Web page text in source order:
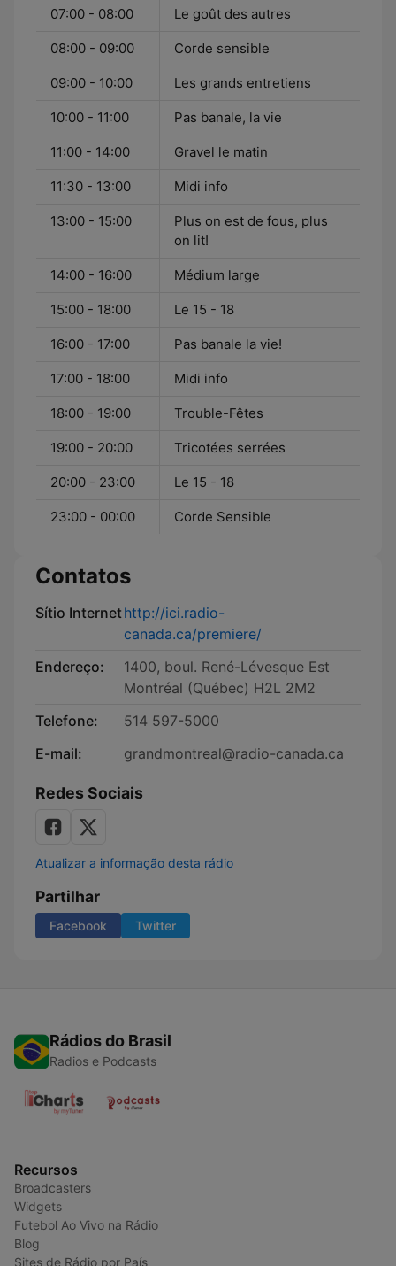
07:00 - 08:00 Le goût des autres
08:00 - 09:00 Corde sensible
09:00 - 10:00 Les grands entretiens
10:00 - 11:00 Pas banale, la vie
11:00 - 14:00 Gravel le matin
11:30 - 13:00 Midi info
13:00 - 15:00
Plus on est de fous, plus
on lit!
14:00 - 16:00 Médium large
15:00 - 18:00 Le 15 - 18
16:00 - 17:00 Pas banale la vie!
17:00 - 18:00 Midi info
18:00 - 19:00 Trouble-Fêtes
19:00 - 20:00 Tricotées serrées
20:00 - 23:00 Le 15 - 18
23:00 - 00:00 Corde Sensible
Contatos
Sítio Internethttp://ici.radio-
canada.ca/premiere/
Endereço:
1400, boul. René-Lévesque Est
Montréal (Québec) H2L 2M2
Telefone:
514 597-5000
E-mail:
grandmontreal@radio-canada.ca
Redes Sociais
Atualizar a informação desta rádio
Partilhar
Facebook Twitter
Rádios do Brasil
Radios e Podcasts
Recursos
Broadcasters
Widgets
Futebol Ao Vivo na Rádio
Blog
Sites de Rádio por País